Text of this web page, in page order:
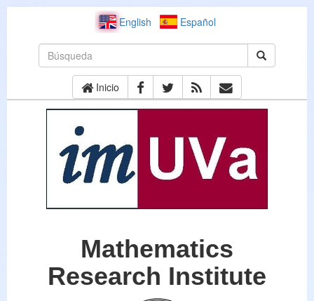
English Español
Inicio
Mathematics
Research Institute